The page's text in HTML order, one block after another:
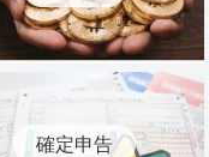
確定申告